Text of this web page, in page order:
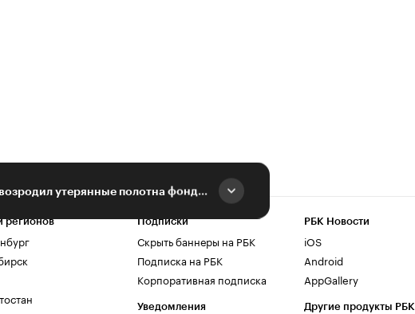
На выставке «Россия» ИИ возродил утерянные полотна фонда музея Крамского
регионов Подписки
Скрыть баннеры на РБК
Подписка на РБК
Корпоративная подписка
Уведомления
РБК Новости
iOS
Android
AppGallery
Другие продукты РБК